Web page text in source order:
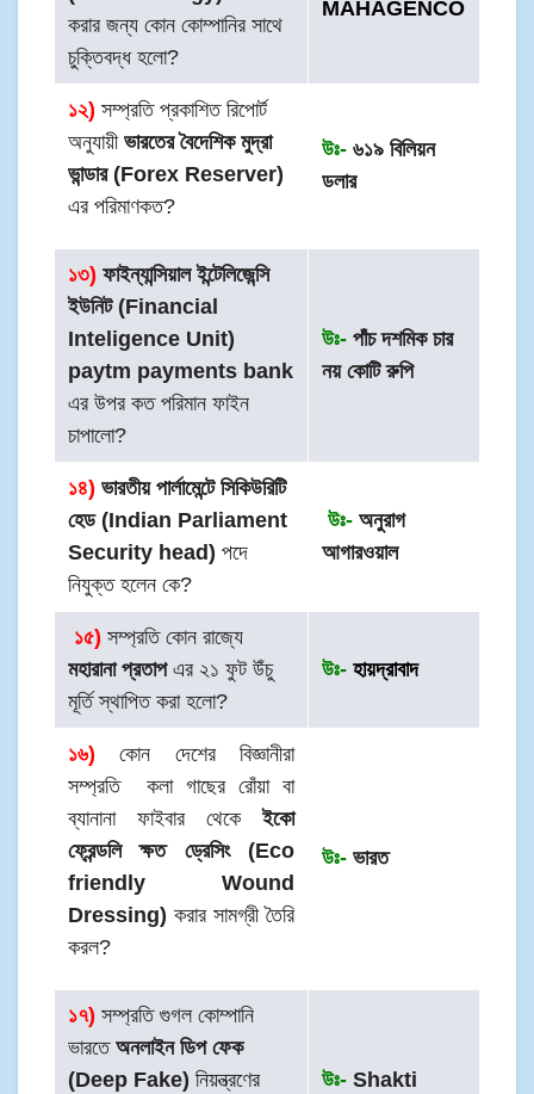
করার জন্য কোন কোম্পানির সাথে
চুক্তিবদ্ধ হলো?
MAHAGENCO
১২) সম্প্রতি প্রকাশিত রিপোর্ট
অনুযায়ীভারতের বৈদেশিক মুদ্রা
ভান্ডার (Forex Reserver)
এর পরিমাণকত?
উঃ- ৬১৯ বিলিয়ন
ডলার
১৩) ফাইন্যান্সিয়াল ইন্টেলিজেন্সি
ইউনিট (Financial
Inteligence Unit)
paytm payments bank
এর উপর কত পরিমান ফাইন
চাপালো?
উঃ- পাঁচ দশমিক চার
নয় কোটি রুপি
১৪) ভারতীয় পার্লামেন্টে সিকিউরিটি
হেড (Indian Parliament
Security head) পদে
নিযুক্ত হলেন কে?
উঃ- অনুরাগ
আগারওয়াল
১৫) সম্প্রতি কোন রাজ্যে
মহারানা প্রতাপএর ২১ ফুট উঁচু
মূর্তি স্থাপিত করা হলো?
উঃ- হায়দ্রাবাদ
১৬) কোন দেশের বিজ্ঞানীরা
সম্প্রতি কলা গাছের রোঁয়া বা
ব্যানানা ফাইবার থেকে ইকো
ফ্রেন্ডলি ক্ষত ড্রেসিং (Eco
friendly Wound
Dressing) করার সামগ্রী তৈরি
করল?
উঃ- ভারত
১৭) সম্প্রতি গুগল কোম্পানি
ভারতেঅনলাইন ডিপ ফেক
(Deep Fake) নিয়ন্ত্রণের
উঃ- Shakti